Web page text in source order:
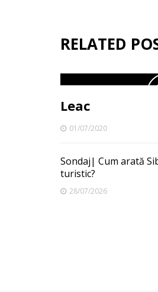
RELATED
Leac
01/07/2020
Sondaj| Cum arată
turistic?
28/07/2026